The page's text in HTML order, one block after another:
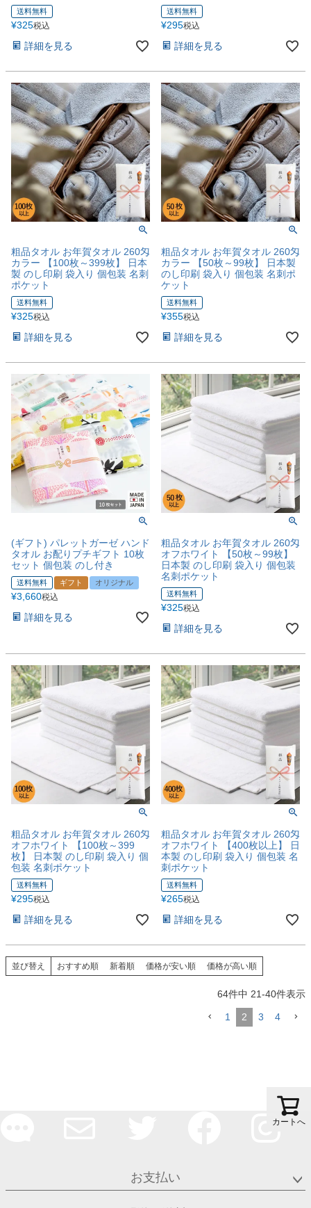
送料無料
¥325税込
詳細を見る
送料無料
¥295税込
詳細を見る
粗品タオル お年賀タオル 260匁
カラー 【100枚～399枚】 日本
製 のし印刷 袋入り 個包装 名刺
ポケット
送料無料
¥325税込
詳細を見る
粗品タオル お年賀タオル 260匁
カラー 【50枚～99枚】 日本製
のし印刷 袋入り 個包装 名刺ポ
ケット
送料無料
¥355税込
詳細を見る
(ギフト) パレットガーゼ ハンド
タオル お配りプチギフト 10枚
セット 個包装 のし付き
送料無料 ギフト オリジナル
¥3,660税込
詳細を見る
粗品タオル お年賀タオル 260匁
オフホワイト 【50枚～99枚】
日本製 のし印刷 袋入り 個包装
名刺ポケット
送料無料
¥325税込
詳細を見る
粗品タオル お年賀タオル 260匁
オフホワイト 【100枚～399
枚】 日本製 のし印刷 袋入り 個
包装 名刺ポケット
送料無料
¥295税込
詳細を見る
粗品タオル お年賀タオル 260匁
オフホワイト 【400枚以上】 日
本製 のし印刷 袋入り 個包装 名
刺ポケット
送料無料
¥265税込
詳細を見る
並び替え おすすめ順 新着順 価格が安い順 価格が高い順
64件中 21-40件表示
1 2 3 4
カートへ
お支払い